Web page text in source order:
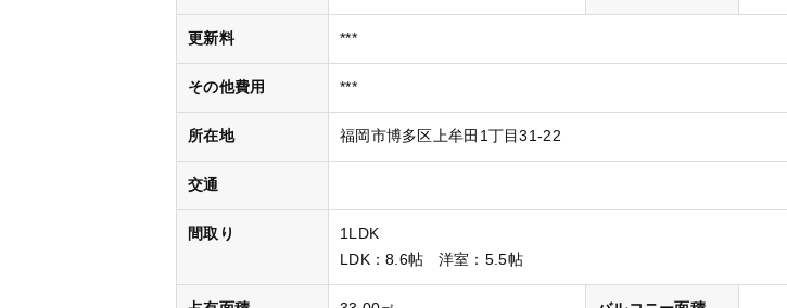
更新料 ***
その他費用 ***
所在地 福岡市博多区上牟田1丁目31-22
交通
間取り
1LDK
LDK：8.6帖 洋室 ：5.5帖